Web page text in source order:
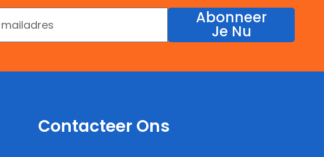
Abonneer
Je Nu
Contacteer Ons